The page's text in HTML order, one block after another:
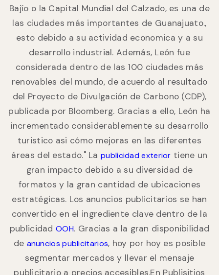
Bajío o la Capital Mundial del Calzado, es una de
las ciudades más importantes de Guanajuato.,
esto debido a su actividad economica y a su
desarrollo industrial. Además, León fue
considerada dentro de las 100 ciudades más
renovables del mundo, de acuerdo al resultado
del Proyecto de Divulgación de Carbono (CDP),
publicada por Bloomberg. Gracias a ello, León ha
incrementado considerablemente su desarrollo
turistico asi cómo mejoras en las diferentes
áreas del estado." Lapublicidad exterior tiene un
gran impacto debido a su diversidad de
formatos y la gran cantidad de ubicaciones
estratégicas. Los anuncios publicitarios se han
convertido en el ingrediente clave dentro de la
publicidadOOH. Gracias a la gran disponibilidad
de anuncios publicitarios, hoy por hoy es posible
segmentar mercados y llevar el mensaje
publicitario a precios accesibles.En Publisitios